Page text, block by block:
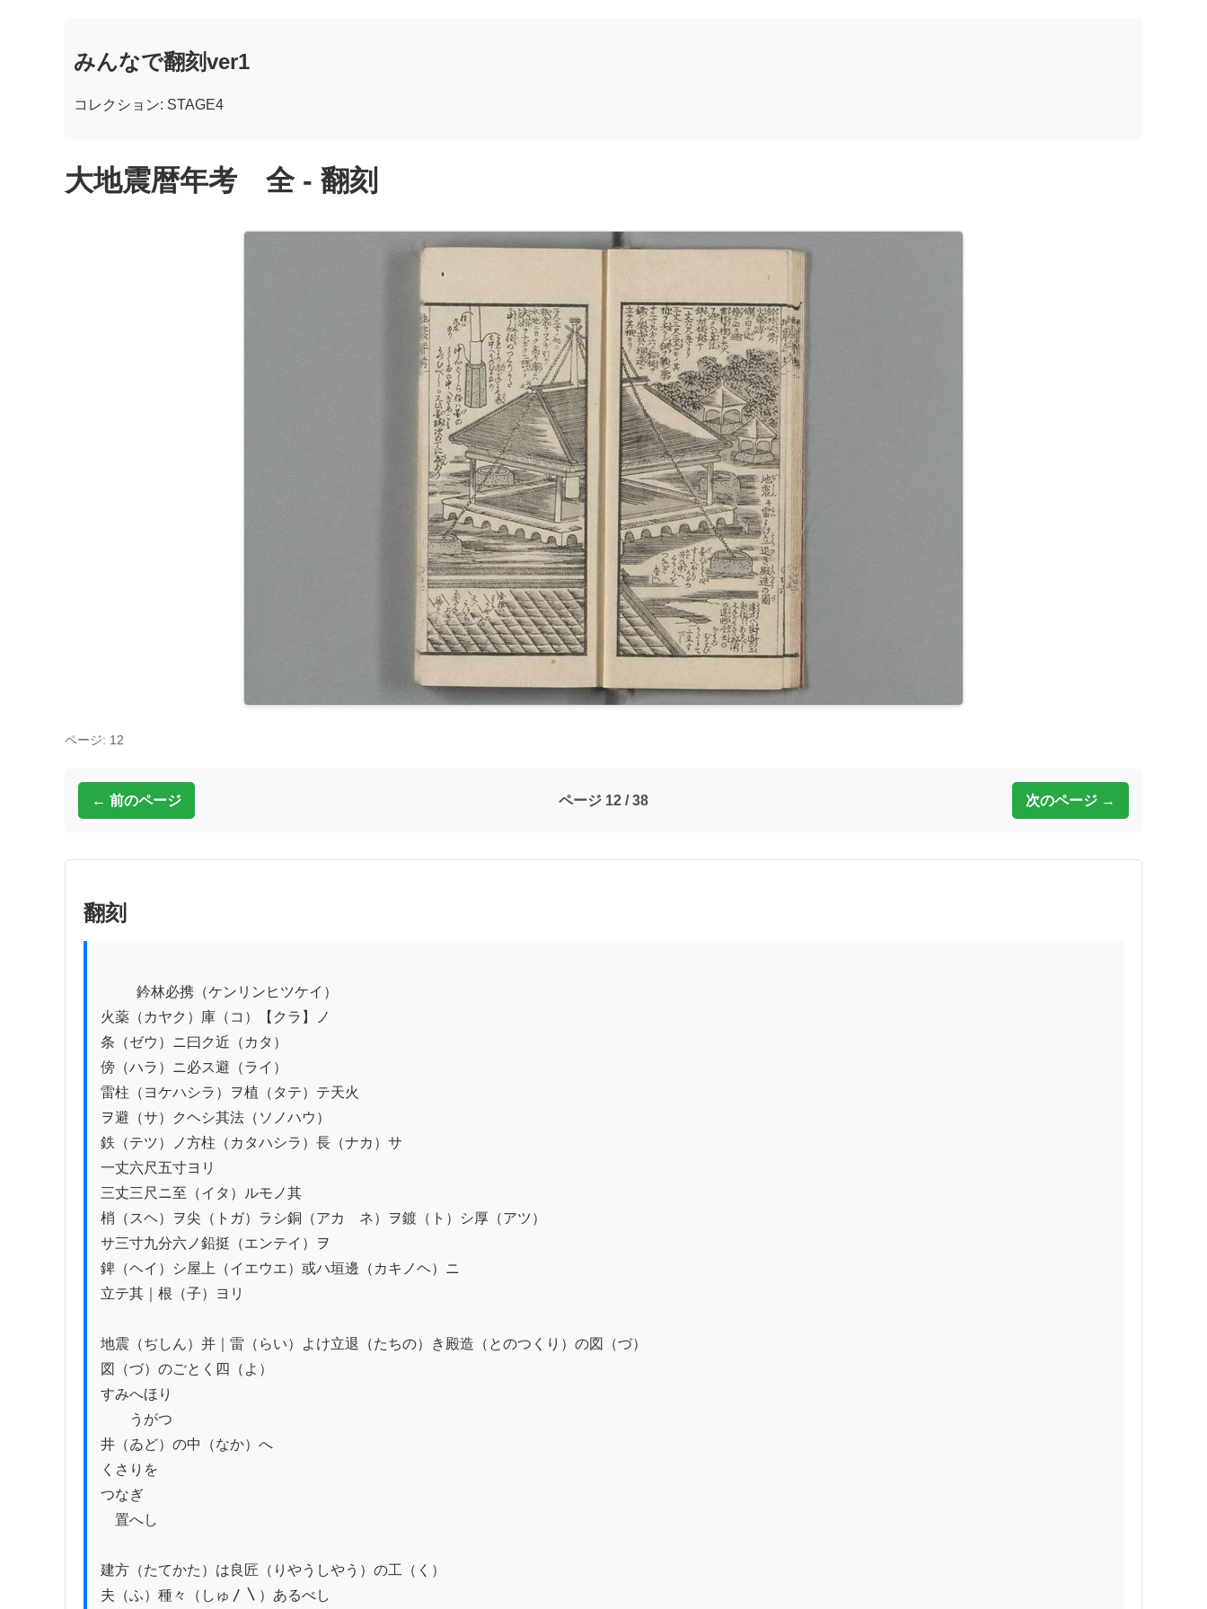
みんなで翻刻ver1
コレクション: STAGE4
大地震暦年考 全 - 翻刻
ページ: 12
← 前のページ ページ 12 / 38 次のページ →
翻刻
火薬（カヤク）庫（コ）【クラ】ノ
条（ゼウ）ニ曰ク近（カタ）
傍（ハラ）ニ必ス避（ライ）
雷柱（ヨケハシラ）ヲ植（タテ）テ天火
ヲ避（サ）クヘシ其法（ソノハウ）
鉄（テツ）ノ方柱（カタハシラ）長（ナカ）サ
一丈六尺五寸ヨリ
三丈三尺ニ至（イタ）ルモノ其
梢（スヘ）ヲ尖（トガ）ラシ銅（アカゝネ）ヲ鍍（ト）シ厚（アツ）
サ三寸九分六ノ鉛挺（エンテイ）ヲ
錍（ヘイ）シ屋上（イエウエ）或ハ垣邊（カキノヘ）ニ
立テ其｜根（子）ヨリ
地震（ぢしん）并｜雷（らい）よけ立退（たちの）き殿造（とのつくり）の図（づ）
図（づ）のごとく四（よ）
すみへほり
うがつ
井（ゐど）の中（なか）へ
くさりを
つなぎ
置へし
建方（たてかた）は良匠（りやうしやう）の工（く）
夫（ふ）種々（しゅ〳〵）あるべし